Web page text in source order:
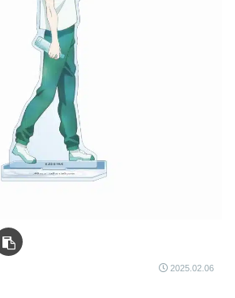
2025.02.06